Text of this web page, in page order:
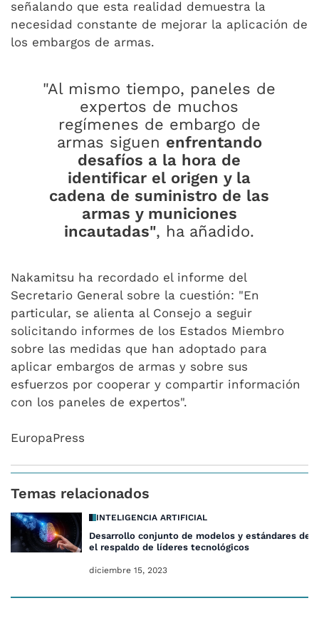
señalando que esta realidad demuestra la
necesidad constante de mejorar la aplicación de
los embargos de armas.
"Al mismo tiempo, paneles de
expertos de muchos
regímenes de embargo de
armas siguen enfrentando
desafíos a la hora de
identificar el origen y la
cadena de suministro de las
armas y municiones
incautadas", ha añadido.
Nakamitsu ha recordado el informe del
Secretario General sobre la cuestión: "En
particular, se alienta al Consejo a seguir
solicitando informes de los Estados Miembro
sobre las medidas que han adoptado para
aplicar embargos de armas y sobre sus
esfuerzos por cooperar y compartir información
con los paneles de expertos".
EuropaPress
Temas relacionados
INTELIGENCIA ARTIFICIAL
Desarrollo conjunto de modelos y estándares de
el respaldo de líderes tecnológicos
diciembre 15, 2023